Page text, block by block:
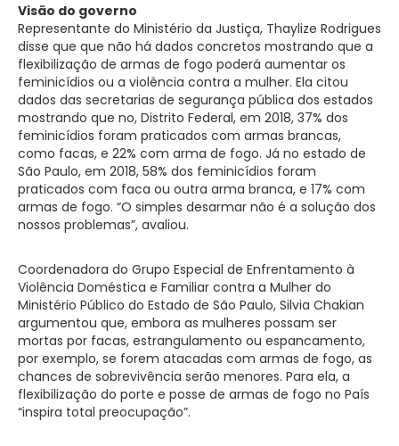
Visão do governo
Representante do Ministério da Justiça, Thaylize Rodrigues
disse que que não há dados concretos mostrando que a
flexibilização de armas de fogo poderá aumentar os
feminicídios ou a violência contra a mulher. Ela citou
dados das secretarias de segurança pública dos estados
mostrando que no, Distrito Federal, em 2018, 37% dos
feminicídios foram praticados com armas brancas,
como facas, e 22% com arma de fogo. Já no estado de
São Paulo, em 2018, 58% dos feminicídios foram
praticados com faca ou outra arma branca, e 17% com
armas de fogo. “O simples desarmar não é a solução dos
nossos problemas”, avaliou.
Coordenadora do Grupo Especial de Enfrentamento à
Violência Doméstica e Familiar contra a Mulher do
Ministério Público do Estado de São Paulo, Silvia Chakian
argumentou que, embora as mulheres possam ser
mortas por facas, estrangulamento ou espancamento,
por exemplo, se forem atacadas com armas de fogo, as
chances de sobrevivência serão menores. Para ela, a
flexibilização do porte e posse de armas de fogo no País
“inspira total preocupação”.